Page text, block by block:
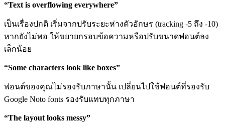
“Text is overflowing everywhere”
เป็นเรื่องปกติ เริ่มจากปรับระยะห่างตัวอักษร (tracking -5 ถึง -10)
หากยังไม่พอ ให้ขยายกรอบข้อความหรือปรับขนาดฟอนต์ลง
เล็กน้อย
“Some characters look like boxes”
ฟอนต์ของคุณไม่รองรับภาษานั้น เปลี่ยนไปใช้ฟอนต์ที่รองรับ
Google Noto fonts รองรับแทบทุกภาษา
“The layout looks messy”